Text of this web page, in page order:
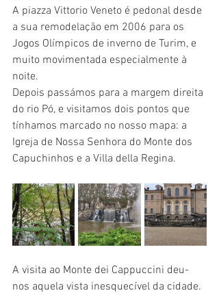
A piazza Vittorio Veneto é pedonal desde
a sua remodelação em 2006 para os
Jogos Olímpicos de inverno de Turim, e
muito movimentada especialmente à
noite.
Depois passámos para a margem direita
do rio Pó, e visitamos dois pontos que
tínhamos marcado no nosso mapa: a
Igreja de Nossa Senhora do Monte dos
Capuchinhos e a Villa della Regina.
A visita ao Monte dei Cappuccini deu-
nos aquela vista inesquecível da cidade.